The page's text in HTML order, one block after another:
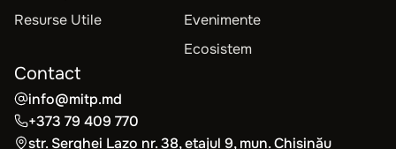
Resurse Utile
Evenimente
Ecosistem
Contact
info@mitp.md
+373 79 409 770
str. Serghei Lazo nr. 38, etajul 9, mun. Chișinău